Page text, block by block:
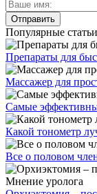
Популярные статьи
Препараты для
Массажер для
Самые
Какой тонометр
Все о половом